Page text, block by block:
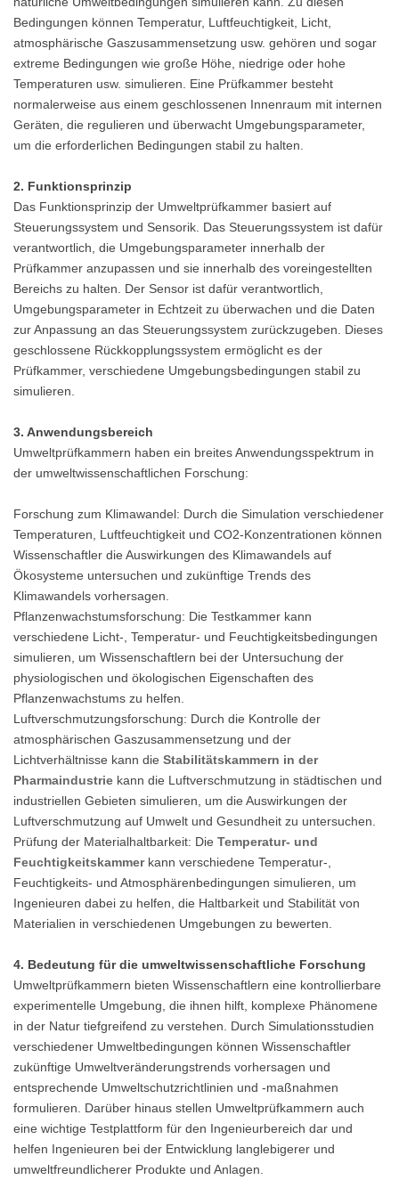
Bedingungen können Temperatur, Luftfeuchtigkeit, Licht,
atmosphärische Gaszusammensetzung usw. gehören und sogar
extreme Bedingungen wie große Höhe, niedrige oder hohe
Temperaturen usw. simulieren. Eine Prüfkammer besteht
normalerweise aus einem geschlossenen Innenraum mit internen
Geräten, die regulieren und überwacht Umgebungsparameter,
um die erforderlichen Bedingungen stabil zu halten.
2. Funktionsprinzip
Das Funktionsprinzip der Umweltprüfkammer basiert auf
Steuerungssystem und Sensorik. Das Steuerungssystem ist dafür
verantwortlich, die Umgebungsparameter innerhalb der
Prüfkammer anzupassen und sie innerhalb des voreingestellten
Bereichs zu halten. Der Sensor ist dafür verantwortlich,
Umgebungsparameter in Echtzeit zu überwachen und die Daten
zur Anpassung an das Steuerungssystem zurückzugeben. Dieses
geschlossene Rückkopplungssystem ermöglicht es der
Prüfkammer, verschiedene Umgebungsbedingungen stabil zu
simulieren.
3. Anwendungsbereich
Umweltprüfkammern haben ein breites Anwendungsspektrum in
der umweltwissenschaftlichen Forschung:
Forschung zum Klimawandel: Durch die Simulation verschiedener
Temperaturen, Luftfeuchtigkeit und CO2-Konzentrationen können
Wissenschaftler die Auswirkungen des Klimawandels auf
Ökosysteme untersuchen und zukünftige Trends des
Klimawandels vorhersagen.
Pflanzenwachstumsforschung: Die Testkammer kann
verschiedene Licht-, Temperatur- und Feuchtigkeitsbedingungen
simulieren, um Wissenschaftlern bei der Untersuchung der
physiologischen und ökologischen Eigenschaften des
Pflanzenwachstums zu helfen.
Luftverschmutzungsforschung: Durch die Kontrolle der
atmosphärischen Gaszusammensetzung und der
Lichtverhältnisse kann die Stabilitätskammern in der
Pharmaindustrie kann die Luftverschmutzung in städtischen und
industriellen Gebieten simulieren, um die Auswirkungen der
Luftverschmutzung auf Umwelt und Gesundheit zu untersuchen.
Prüfung der Materialhaltbarkeit: Die Temperatur- und
Feuchtigkeitskammerkann verschiedene Temperatur-,
Feuchtigkeits- und Atmosphärenbedingungen simulieren, um
Ingenieuren dabei zu helfen, die Haltbarkeit und Stabilität von
Materialien in verschiedenen Umgebungen zu bewerten.
4. Bedeutung für die umweltwissenschaftliche Forschung
Umweltprüfkammern bieten Wissenschaftlern eine kontrollierbare
experimentelle Umgebung, die ihnen hilft, komplexe Phänomene
in der Natur tiefgreifend zu verstehen. Durch Simulationsstudien
verschiedener Umweltbedingungen können Wissenschaftler
zukünftige Umweltveränderungstrends vorhersagen und
entsprechende Umweltschutzrichtlinien und -maßnahmen
formulieren. Darüber hinaus stellen Umweltprüfkammern auch
eine wichtige Testplattform für den Ingenieurbereich dar und
helfen Ingenieuren bei der Entwicklung langlebigerer und
umweltfreundlicherer Produkte und Anlagen.